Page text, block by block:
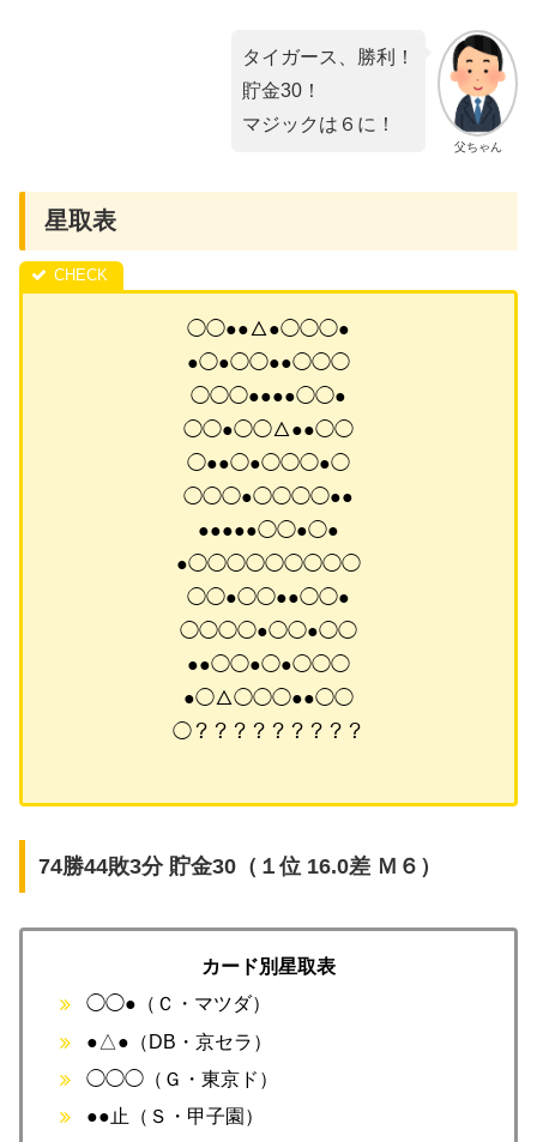
父ちゃん
タイガース、勝利！
貯金30！
マジックは６に！
星取表
◯◯●●△●◯◯◯●
●◯●◯◯●●◯◯◯
◯◯◯●●●●◯◯●
◯◯●◯◯△●●◯◯
◯●●◯●◯◯◯●◯
◯◯◯●◯◯◯◯●●
●●●●●◯◯●◯●
●◯◯◯◯◯◯◯◯◯
◯◯●◯◯●●◯◯●
◯◯◯◯●◯◯●◯◯
●●◯◯●◯●◯◯◯
●◯△◯◯◯●●◯◯
◯？？？？？？？？？
74勝44敗3分 貯金30（１位 16.0差 Ｍ６）
カード別星取表
◯◯●（Ｃ・マツダ）
●△●（DB・京セラ）
◯◯◯（Ｇ・東京ド）
●●止（Ｓ・甲子園）